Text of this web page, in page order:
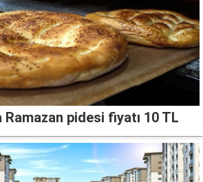
Ramazan pidesi fiyatı 10 TL